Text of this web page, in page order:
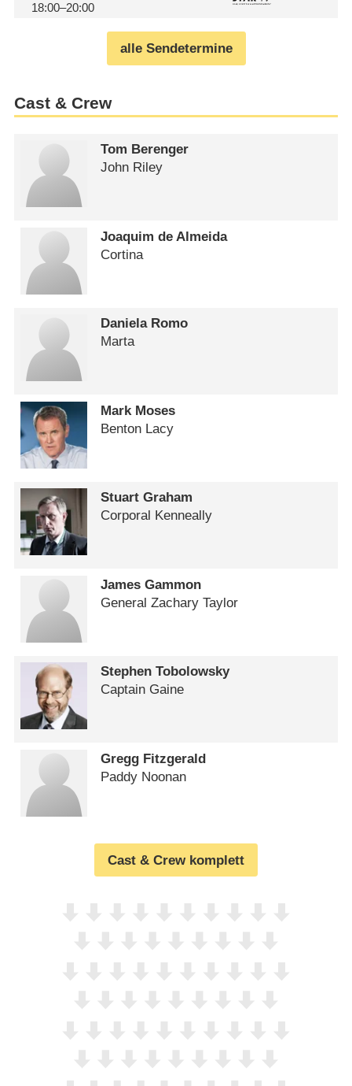
18:00–20:00
alle Sendetermine
Cast & Crew
Tom Berenger
John Riley
Joaquim de Almeida
Cortina
Daniela Romo
Marta
Mark Moses
Benton Lacy
Stuart Graham
Corporal Kenneally
James Gammon
General Zachary Taylor
Stephen Tobolowsky
Captain Gaine
Gregg Fitzgerald
Paddy Noonan
Cast & Crew komplett